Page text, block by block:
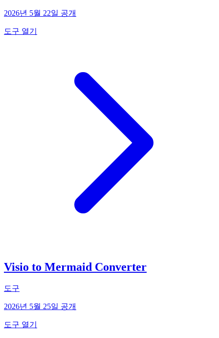
2026년 5월 22일 공개
도구 열기
Visio to Mermaid Converter
도구
2026년 5월 25일 공개
도구 열기